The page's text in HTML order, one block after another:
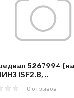
5267994 (на
ISF2.8,...
0 отзывов